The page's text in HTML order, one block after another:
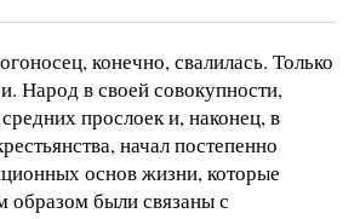
конечно, свалилась. Только
Народ в своей совокупности,
прослоек и, наконец, в
начал постепенно
основ жизни, которые
образом были связаны с